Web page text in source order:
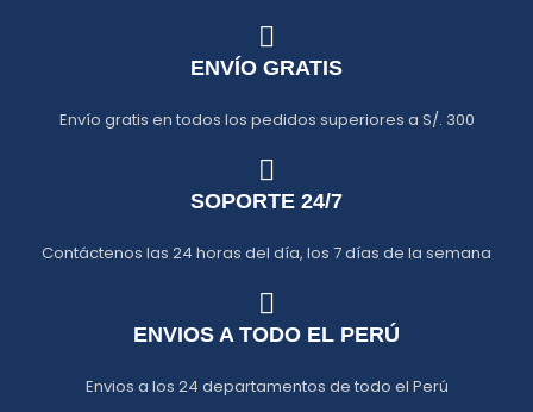
ENVÍO GRATIS
Envío gratis en todos los pedidos superiores a S/. 300
SOPORTE 24/7
Contáctenos las 24 horas del día, los 7 días de la semana
ENVIOS A TODO EL PERÚ
Envios a los 24 departamentos de todo el Perú